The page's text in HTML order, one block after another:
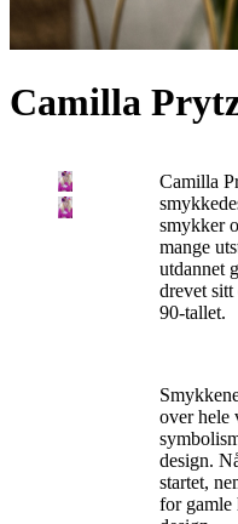
Camilla
Camilla
smykker
mange
utdannet
drevet sitt
90-tallet.
over hele
design.
startet,
for gamle